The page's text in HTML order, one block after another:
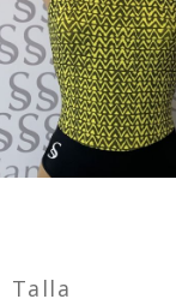
Talla